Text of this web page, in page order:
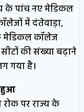
के पांच नए मेडिकल
में दंतेवाड़ा,
मेडिकल कॉलेज
की संख्या बढ़ाने
गया है।
हुआ
पर राज्य के